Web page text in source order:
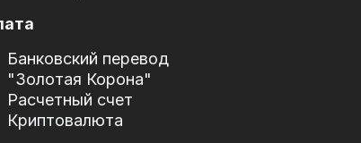
Банковский перевод
"Золотая Корона"
Расчетный счет
Криптовалюта